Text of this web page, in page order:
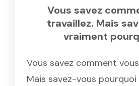
Vous savez
travaillez. Mais
vraiment
Vous savez comment
Mais savez-vous